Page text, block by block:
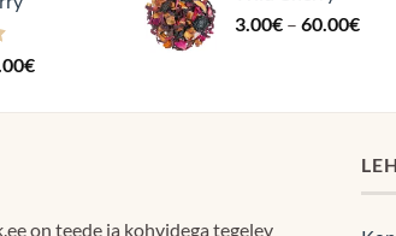
€Hinnavahemik:
kuni
12.90€.
3.00€ – 60.00€
on teede ja kohvidega tegelev